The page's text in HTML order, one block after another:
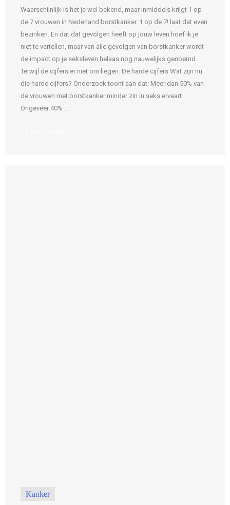
Waarschijnlijk is het je wel bekend, maar inmiddels krijgt 1 op
de 7 vrouwen in Nederland borstkanker. 1 op de 7! laat dat even
bezinken. En dat dat gevolgen heeft op jouw leven hoef ik je
niet te vertellen, maar van alle gevolgen van borstkanker wordt
de impact op je seksleven helaas nog nauwelijks genoemd.
Terwijl de cijfers er niet om liegen. De harde cijfers Wat zijn nu
die harde cijfers? Onderzoek toont aan dat: Meer dan 50% van
de vrouwen met borstkanker minder zin in seks ervaart.
Ongeveer 40% ...
Kanker